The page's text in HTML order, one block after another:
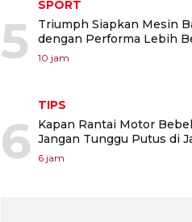
5
SPORT
Triumph Siapkan Mesin
dengan Performa Lebih
10 jam
6
TIPS
Kapan Rantai Motor
Jangan Tunggu Putus di
6 jam